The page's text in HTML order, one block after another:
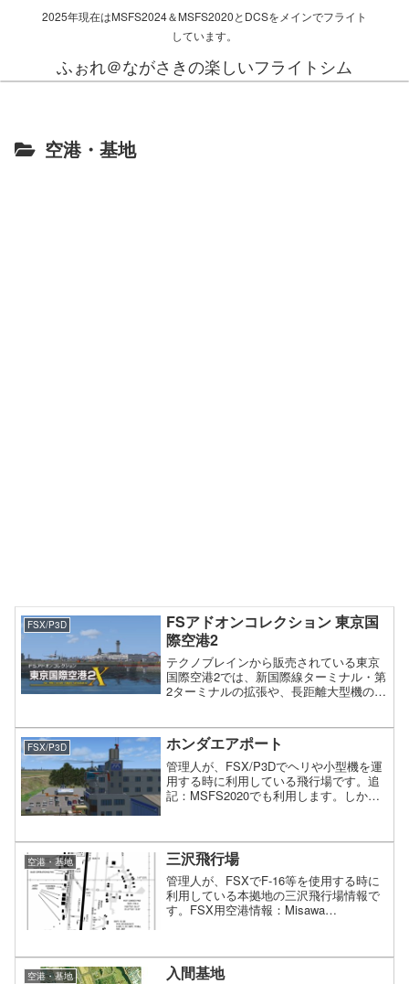
2025年現在はMSFS2024＆MSFS2020とDCSをメインでフライト
しています。
ふぉれ＠ながさきの楽しいフライトシム
空港・基地
FSX/P3D
FSアドオンコレクション 東京国
際空港2
テクノブレインから販売されている東京
国際空港2では、新国際線ターミナル・第
2ターミナルの拡張や、長距離大型機の運
に再現しています。
FSX/P3D ホンダエアポート
管理人が、FSX/P3Dでヘリや小型機を運
用する時に利用している飛行場です。追
記：MSFS2020でも利用します。しかし
Let's Fly 」で公開している「 F...
空港・基地 三沢飛行場
管理人が、FSXでF-16等を使用する時に
利用している本拠地の三沢飛行場情報で
す。FSX用空港情報：Misawa
Ch101（MIS）...
空港・基地 入間基地